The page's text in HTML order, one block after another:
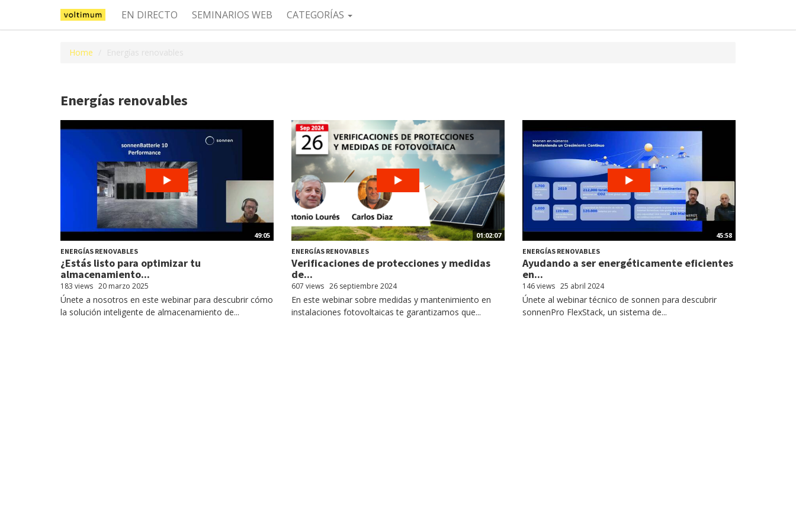
EN DIRECTO SEMINARIOS WEB CATEGORÍAS
Home Energías renovables
Energías renovables
49:05
ENERGÍAS RENOVABLES
¿Estás listo para optimizar tu
almacenamiento...
183 views 20 marzo 2025
Únete a nosotros en este webinar para descubrir cómo
la solución inteligente de almacenamiento de...
01:02:07
ENERGÍAS RENOVABLES
Verificaciones de protecciones y medidas
de...
607 views 26 septiembre 2024
En este webinar sobre medidas y mantenimiento en
instalaciones fotovoltaicas te garantizamos que...
45:58
ENERGÍAS RENOVABLES
Ayudando a ser energéticamente eficientes
en...
146 views 25 abril 2024
Únete al webinar técnico de sonnen para descubrir
sonnenPro FlexStack, un sistema de...